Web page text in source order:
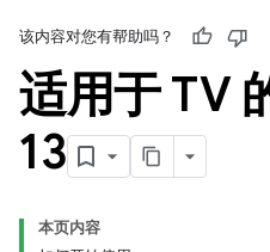
该内容对您有帮助吗？
适用于 TV
13
本页内容